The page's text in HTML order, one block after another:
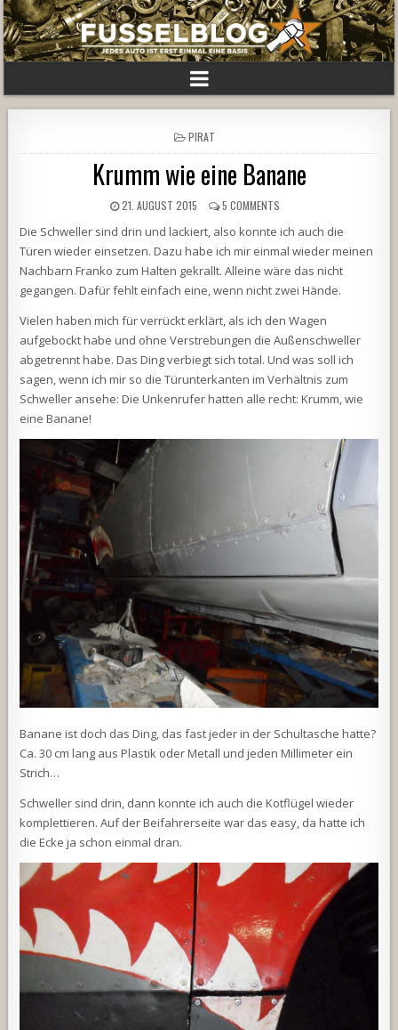
POSTED
IN
PIRAT
Krumm wie eine Banane
21. AUGUST 2015 5 COMMENTS
Die Schweller sind drin und lackiert, also konnte ich auch die
Türen wieder einsetzen. Dazu habe ich mir einmal wieder meinen
Nachbarn Franko zum Halten gekrallt. Alleine wäre das nicht
gegangen. Dafür fehlt einfach eine, wenn nicht zwei Hände.
Vielen haben mich für verrückt erklärt, als ich den Wagen
aufgebockt habe und ohne Verstrebungen die Außenschweller
abgetrennt habe. Das Ding verbiegt sich total. Und was soll ich
sagen, wenn ich mir so die Türunterkanten im Verhältnis zum
Schweller ansehe: Die Unkenrufer hatten alle recht: Krumm, wie
eine Banane!
Banane ist doch das Ding, das fast jeder in der Schultasche hatte?
Ca. 30 cm lang aus Plastik oder Metall und jeden Millimeter ein
Strich…
Schweller sind drin, dann konnte ich auch die Kotflügel wieder
komplettieren. Auf der Beifahrerseite war das easy, da hatte ich
die Ecke ja schon einmal dran.